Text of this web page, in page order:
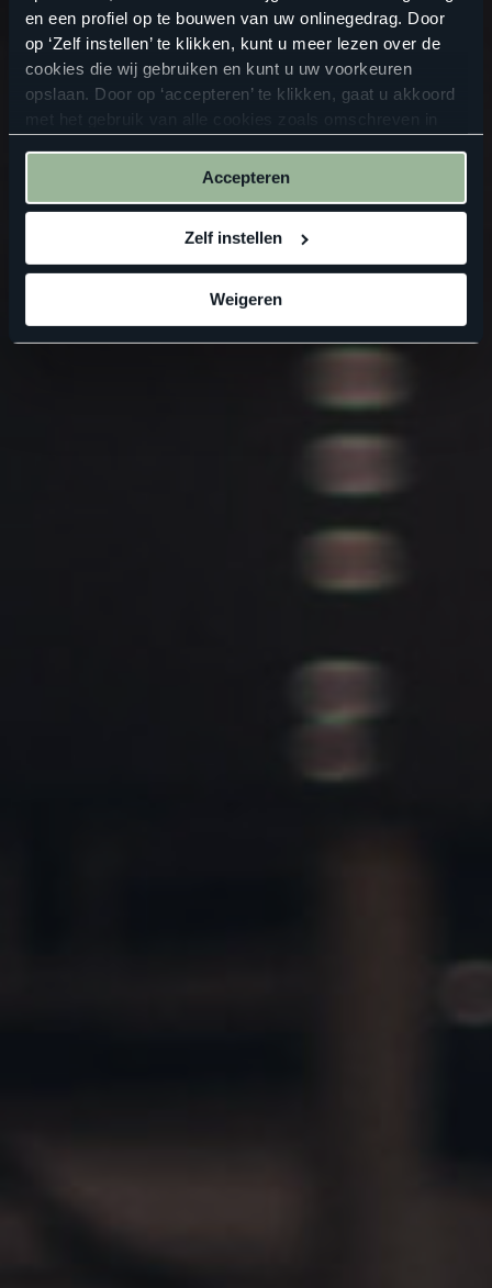
en een profiel op te bouwen van uw onlinegedrag. Door
op ‘Zelf instellen’ te klikken, kunt u meer lezen over de
cookies die wij gebruiken en kunt u uw voorkeuren
opslaan. Door op ‘accepteren’ te klikken, gaat u akkoord
met het gebruik van alle cookies zoals omschreven in
Accepteren
Zelf instellen
Weigeren